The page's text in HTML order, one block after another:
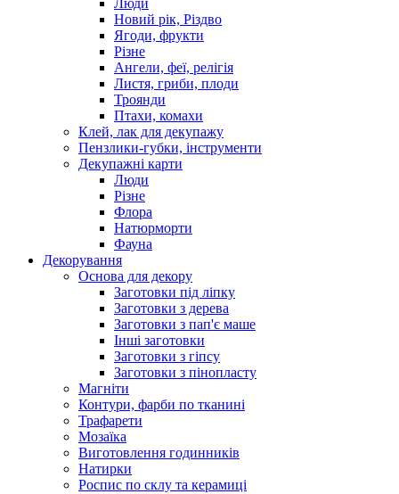
Новий рік, Різдво
Ягоди, фрукти
Різне
Ангели, феї, релігія
Листя, гриби, плоди
Троянди
Птахи, комахи
Клей, лак для декупажу
Пензлики-губки, інструменти
Декупажні карти
Люди
Різне
Флора
Натюрморти
Фауна
Декорування
Основа для декору
Заготовки під ліпку
Заготовки з дерева
Заготовки з пап'є маше
Інші заготовки
Заготовки з гіпсу
Заготовки з пінопласту
Магніти
Контури, фарби по тканині
Трафарети
Мозаїка
Виготовлення годинників
Натирки
Роспис по склу та керамиці